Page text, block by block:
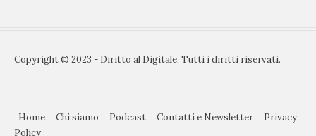
Copyright © 2023 - Diritto al Digitale. Tutti i diritti riservati.
Home Chi siamo Podcast Contatti e Newsletter
Privacy
Policy